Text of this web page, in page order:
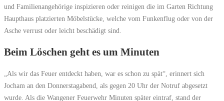
und Familienangehörige inspizieren oder reinigen die im Garten Richtung
Haupthaus platzierten Möbelstücke, welche vom Funkenflug oder von der
Asche verrust oder leicht beschädigt sind.
Beim Löschen geht es um Minuten
„Als wir das Feuer entdeckt haben, war es schon zu spät“, erinnert sich
Jocham an den Donnerstagabend, als gegen 20 Uhr der Notruf abgesetzt
wurde. Als die Wangener Feuerwehr Minuten später eintraf, stand der